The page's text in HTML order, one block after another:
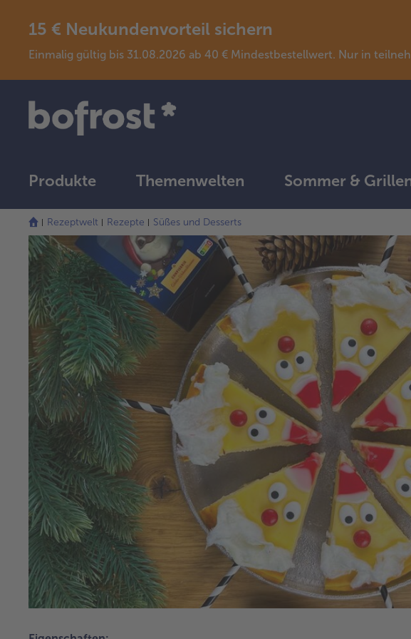
15 € Neukundenvorteil sichern
Einmalig gültig bis 31.08.2026 ab 40 € Mindestbestellwert. Nur in
Produkte Themenwelten Sommer &
Rezeptwelt Rezepte Süßes und Desserts